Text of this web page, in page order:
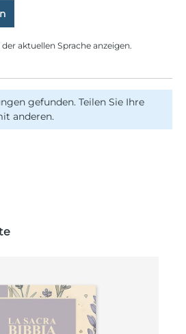
aktuellen Sprache anzeigen.
gefunden. Teilen Sie Ihre
anderen.